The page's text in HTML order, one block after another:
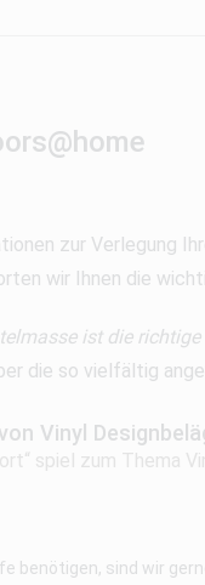
zur Verlegung
wir Ihnen die
ist die
die so vielfältig
Vinyl
spiel zum Thema
benötigen, sind wir